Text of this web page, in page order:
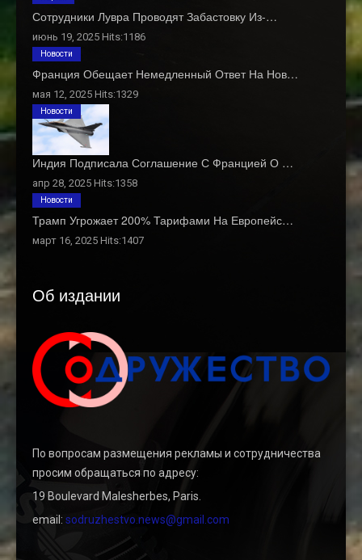
Сотрудники Лувра Проводят Забастовку Из-…
июнь 19, 2025 Hits:1186
Франция Обещает Немедленный Ответ На Нов…
мая 12, 2025 Hits:1329
Новости
Индия Подписала Соглашение С Францией О …
апр 28, 2025 Hits:1358
Новости
Трамп Угрожает 200% Тарифами На Европейс…
март 16, 2025 Hits:1407
Новости
Об издании
По вопросам размещения рекламы и сотрудничества
просим обращаться по адресу:
19 Boulevard Malesherbes, Paris.
email: sodruzhestvo.news@gmail.com